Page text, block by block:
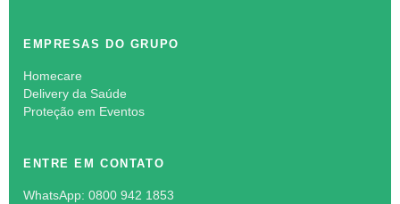
EMPRESAS DO GRUPO
Homecare
Delivery da Saúde
Proteção em Eventos
ENTRE EM CONTATO
WhatsApp: 0800 942 1853